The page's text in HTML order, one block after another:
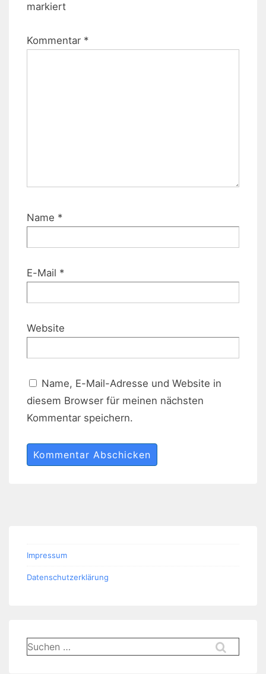
markiert
Kommentar *
Name *
E-Mail *
Website
Name, E-Mail-Adresse und Website in
diesem Browser für meinen nächsten
Kommentar speichern.
Impressum
Datenschutzerklärung
Suchen
nach: